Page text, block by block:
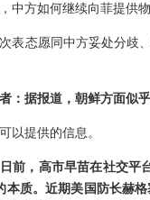
中方如何继续向菲提供
表态愿同中方妥处分歧
：据报道，朝鲜方面似
以提供的信息。
前，高市早苗在社交平
本质。近期美国防长赫